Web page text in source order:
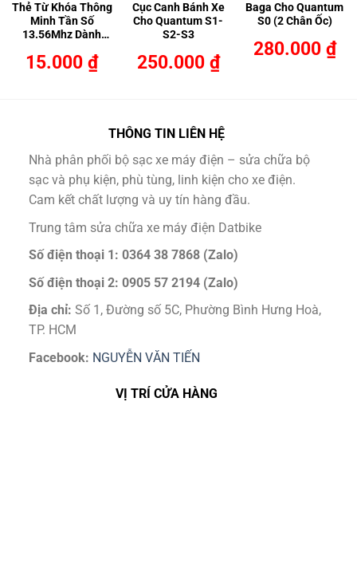
Thẻ Từ Khóa Thông
Minh Tần Số
13.56Mhz Dành
15.000₫
Cục Canh Bánh Xe
Cho Quantum S1-
S2-S3
250.000 ₫
Baga Cho Quantum
S0 (2 Chân Ốc)
280.000 ₫
THÔNG TIN LIÊN HỆ
Nhà phân phối bộ sạc xe máy điện – sửa chữa bộ
sạc và phụ kiện, phù tùng, linh kiện cho xe điện.
Cam kết chất lượng và uy tín hàng đầu.
Trung tâm sửa chữa xe máy điện Datbike
Số điện thoại 1: 0364 38 7868 (Zalo)
Số điện thoại 2: 0905 57 2194 (Zalo)
Địa chỉ: Số 1, Đường số 5C, Phường Bình Hưng Hoà,
TP. HCM
Facebook: NGUYỄN VĂN TIẾN
VỊ TRÍ CỬA HÀNG